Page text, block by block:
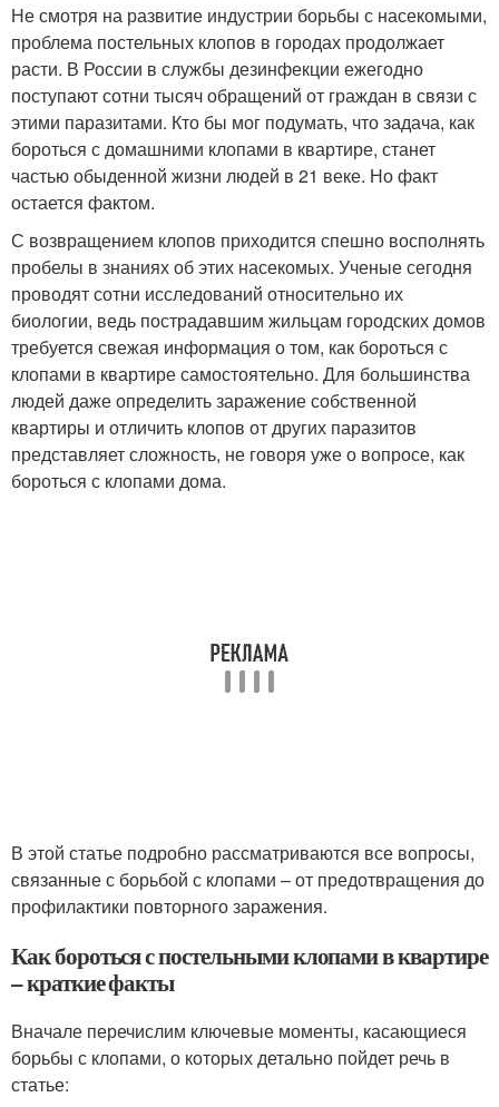
Не смотря на развитие индустрии борьбы с насекомыми,
проблема постельных клопов в городах продолжает
расти. В России в службы дезинфекции ежегодно
поступают сотни тысяч обращений от граждан в связи с
этими паразитами. Кто бы мог подумать, что задача, как
бороться с домашними клопами в квартире, станет
частью обыденной жизни людей в 21 веке. Но факт
остается фактом.
С возвращением клопов приходится спешно восполнять
пробелы в знаниях об этих насекомых. Ученые сегодня
проводят сотни исследований относительно их
биологии, ведь пострадавшим жильцам городских домов
требуется свежая информация о том, как бороться с
клопами в квартире самостоятельно. Для большинства
людей даже определить заражение собственной
квартиры и отличить клопов от других паразитов
представляет сложность, не говоря уже о вопросе, как
бороться с клопами дома.
В этой статье подробно рассматриваются все вопросы,
связанные с борьбой с клопами – от предотвращения до
профилактики повторного заражения.
Как бороться с постельными клопами в квартире
– краткие факты
Вначале перечислим ключевые моменты, касающиеся
борьбы с клопами, о которых детально пойдет речь в
статье: